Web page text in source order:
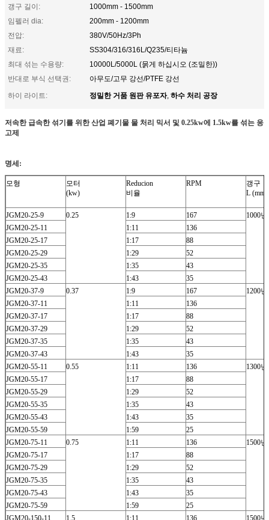
갱구 길이:
1000mm - 1500mm
임펠러 dia:
200mm - 1200mm
전압:
380V/50Hz/3Ph
재료:
SS304/316/316L/Q235/티타늄
최대 섞는 수용량:
10000L/5000L (묽게 하십시오 (조밀한))
반대로 부식 선택권:
아무도/고무 강선/PTFE 강선
하이 라이트:
정밀한 거품 원판 유포자, 하수 처리 공장
저속한 급속한 섞기를 위한 산업 폐기물 물 처리 믹서 및 0.25kw에 1.5kw를 섞는 응
고제
명세:
모형
모터
(kw)
Reducion
비율
RPM
갱구
L (mm)
JGM20-25-9 0.25 1:9 167
1000년
JGM20-25-11
1:11
136
JGM20-25-17
1:17
88
JGM20-25-29
1:29
52
JGM20-25-35
1:35
43
JGM20-25-43
1:43
35
JGM20-37-9
0.37 1:9 167
1200년
JGM20-37-11
1:11
136
JGM20-37-17
1:17
88
JGM20-37-29
1:29
52
JGM20-37-35
1:35
43
JGM20-37-43
1:43
35
JGM20-55-11
0.55 1:11 136
1300년
JGM20-55-17
1:17
88
JGM20-55-29
1:29
52
JGM20-55-35
1:35
43
JGM20-55-43
1:43
35
JGM20-55-59
1:59
25
JGM20-75-11
0.75 1:11 136
1500년
JGM20-75-17
1:17
88
JGM20-75-29
1:29
52
JGM20-75-35
1:35
43
JGM20-75-43
1:43
35
JGM20-75-59
1:59
25
JGM20-150-11
1.5 1:11 136
1500년